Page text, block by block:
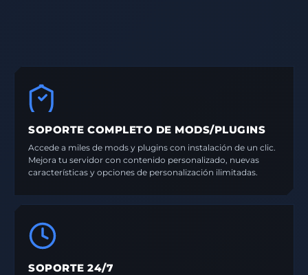
SOPORTE COMPLETO DE MODS/PLUGINS
Accede a miles de mods y plugins con instalación de un clic.
Mejora tu servidor con contenido personalizado, nuevas
características y opciones de personalización ilimitadas.
SOPORTE 24/7